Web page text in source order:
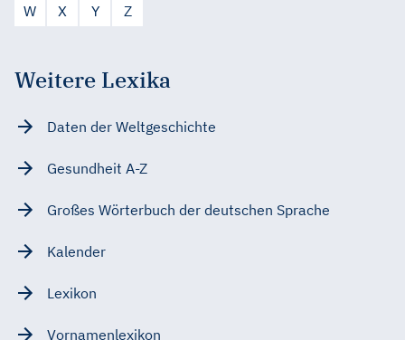
W
X Y Z
Weitere Lexika
Daten der Weltgeschichte
Gesundheit A-Z
Großes Wörterbuch der deutschen Sprache
Kalender
Lexikon
Vornamenlexikon